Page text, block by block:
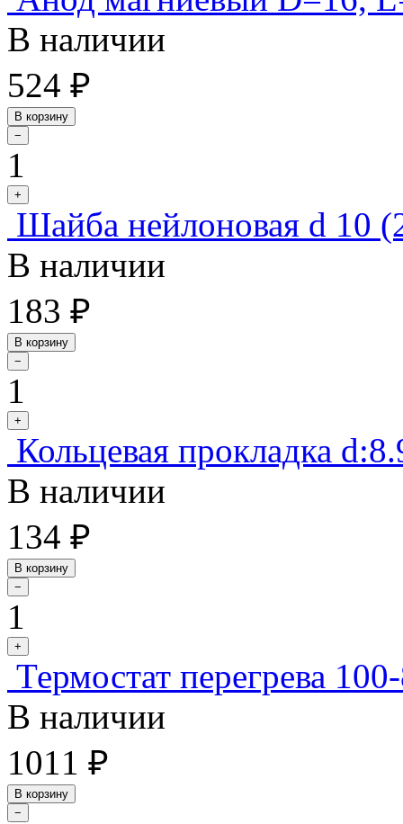
В наличии
524 ₽
В корзину
−
1
+
Шайба нейлоновая d 10
В наличии
183 ₽
В корзину
−
1
+
Кольцевая прокладка
В наличии
134 ₽
В корзину
−
1
+
Термостат перегрева
В наличии
1011 ₽
В корзину
−